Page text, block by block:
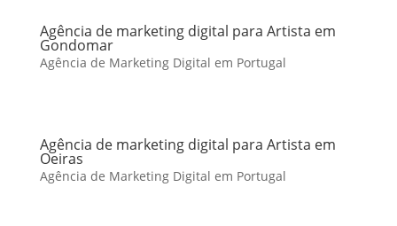
Agência de marketing digital para Artista em
Gondomar
Agência de Marketing Digital em Portugal
Agência de marketing digital para Artista em
Oeiras
Agência de Marketing Digital em Portugal